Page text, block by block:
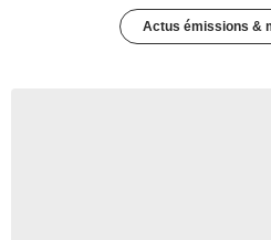
Actus émissions &